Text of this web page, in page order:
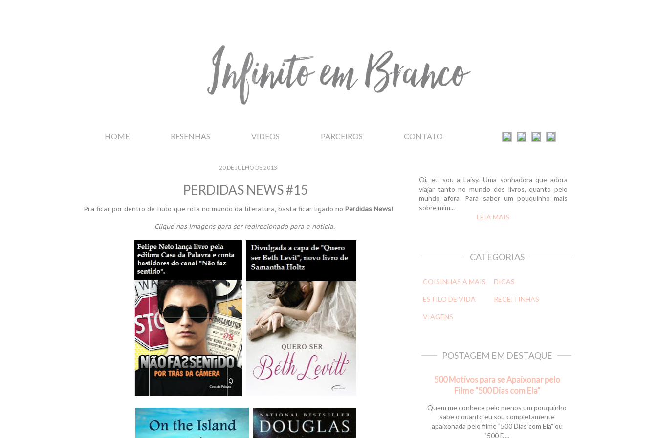
HOME RESENHAS VIDEOS PARCEIROS CONTATO
20 DE JULHO DE 2013
PERDIDAS NEWS #15
Pra ficar por dentro de tudo que rola no mundo da literatura, basta ficar ligado no Perdidas News!
Clique nas imagens para ser redirecionado para a notícia.
Oi, eu sou a Laisy. Uma sonhadora que adora
viajar tanto no mundo dos livros, quanto pelo
mundo afora. Para saber um pouquinho mais
sobre mim...
LEIA MAIS
CATEGORIAS
COISINHAS A MAIS DICAS
ESTILO DE VIDA RECEITINHAS
VIAGENS
POSTAGEM EM DESTAQUE
500 Motivos para se Apaixonar pelo
Filme "500 Dias com Ela"
Quem me conhece pelo menos um pouquinho
sabe o quanto eu sou completamente
apaixonada pelo filme "500 Dias com Ela" ou
"500 D...